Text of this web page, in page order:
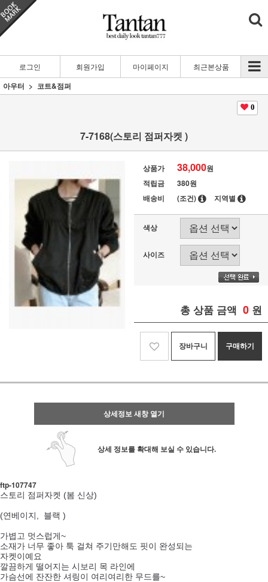
로그인 회원가입 마이페이지 최근본상품
아우터 코트&점퍼
0
7-7168(스토리 점퍼자켓 )
상품가 38,000원
적립금
380원
배송비
(조건) 지역별
색상
사이즈
총 상품 금액 0 원
장바구니 구매하기
상세정보 새창 열기
상세 정보를 확대해 보실 수 있습니다.
ftp-107747
스토리 점퍼자켓 (봄 신상)
(연베이지, 블랙 )
가볍고 멋스럽게~
소재가 너무 좋아 툭 걸쳐 주기만해도 핏이 완성되는
자켓이예요
깔끔하게 떨어지는 시보리 목 라인에
가슴선에 잔잔한 셔링이 여리여리한 무드를~